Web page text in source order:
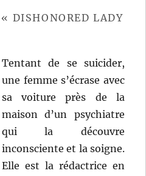
DISHONORED LADY
Tentant de se suicider,
une femme s’écrase avec
sa voiture près de la
maison d’un psychiatre
qui la découvre
inconsciente et la soigne.
Elle est la rédactrice en